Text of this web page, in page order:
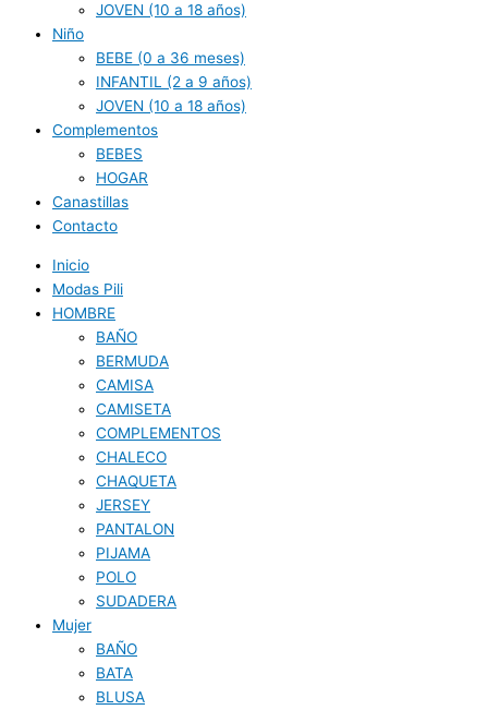
JOVEN (10 a 18 años)
Niño
BEBE (0 a 36 meses)
INFANTIL (2 a 9 años)
JOVEN (10 a 18 años)
Complementos
BEBES
HOGAR
Canastillas
Contacto
Inicio
Modas Pili
HOMBRE
BAÑO
BERMUDA
CAMISA
CAMISETA
COMPLEMENTOS
CHALECO
CHAQUETA
JERSEY
PANTALON
PIJAMA
POLO
SUDADERA
Mujer
BAÑO
BATA
BLUSA